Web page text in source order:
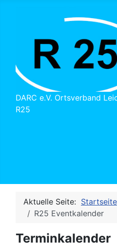
DARC e.V. Ortsverband
R25
Aktuelle Seite: Startseite
R25 Eventkalender
Terminkalender